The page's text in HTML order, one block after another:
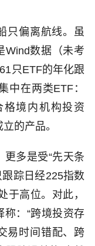
只偏离航线。虽
Wind数据（未考
只ETF的年化跟
中在两类ETF：
境内机构投资
的产品。
多是受“先天条
踪日经225指数
于高位。对此，
：“跨境投资存
易时间错配、跨